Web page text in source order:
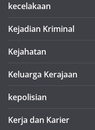
kecelakaan
Kejadian Kriminal
Kejahatan
Keluarga Kerajaan
kepolisian
Kerja dan Karier